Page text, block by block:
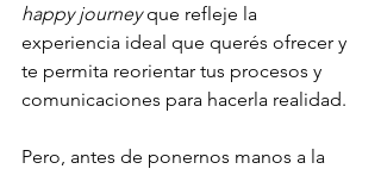
happy journey que refleje la
experiencia ideal que querés ofrecer y
te permita reorientar tus procesos y
comunicaciones para hacerla realidad.
Pero, antes de ponernos manos a la